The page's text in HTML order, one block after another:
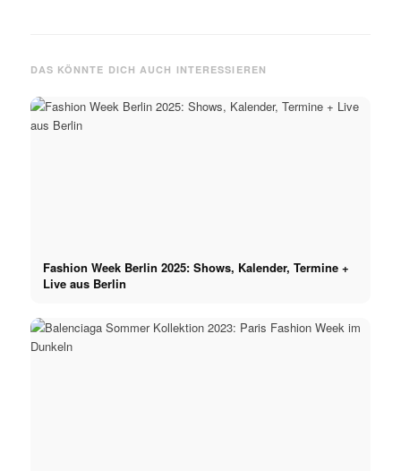
DAS KÖNNTE DICH AUCH INTERESSIEREN
Fashion Week Berlin 2025: Shows, Kalender, Termine +
Live aus Berlin